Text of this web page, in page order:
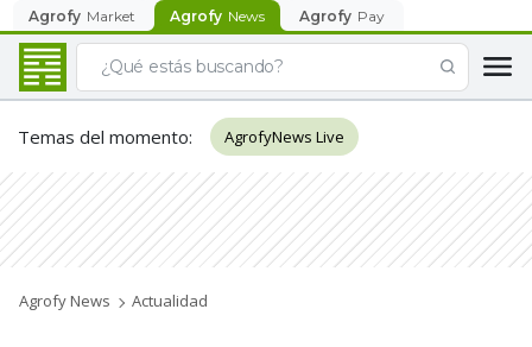
Agrofy Market Agrofy News Agrofy Pay
Temas del momento: AgrofyNews Live
Agrofy News Actualidad